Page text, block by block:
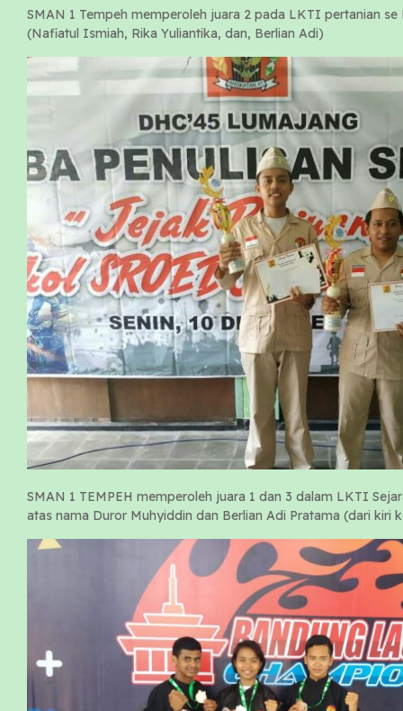
SMAN 1 Tempeh memperoleh juara 2 pada LKTI pertanian
(Nafiatul Ismiah, Rika Yuliantika, dan, Berlian Adi)
SMAN 1 TEMPEH memperoleh juara 1 dan 3 dalam LKTI
atas nama Duror Muhyiddin dan Berlian Adi Pratama (dari kiri